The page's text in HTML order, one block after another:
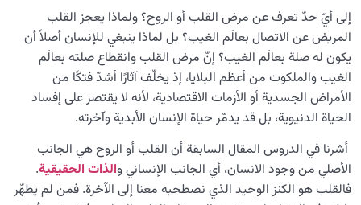
الشيطان… العدوّ المبين
الأمراض الخفية للروح 0/15
ما هي أهم أمانةٍ إلهيّة، وما عواقب الخيانة فيها؟
كيف يمرض القلب أو الروح؟ ما أثر الاتصال بعالَم الغيب في
شفاء مرض القلب أو الروح؟
التديّن الحقيقي والمظاهر المقدسة: أين يلتقيان وأين يفترقان؟
إلى أيّ حدّ تعرف عن مرض القلب أو الروح؟ ولماذا يعجز القلب
المريض عن الاتصال بعالَم الغيب؟ بل لماذا ينبغي للإنسان أصلاً أن
يكون له صلة بعالَم الغيب؟ إنّ مرض القلب وانقطاع صلته بعالَم
الغيب والملكوت من أعظم البلايا، إذ يخلّف آثارًا أشدّ فتكًا من
الأمراض الجسدية أو الأزمات الاقتصادية، لأنه لا يقتصر على إفساد
الحياة الدنيوية، بل قد يدمّر حياة الإنسان الأبدية وآخرته.
أشرنا في الدروس المقال السابقة أن القلب أو الروح هي الجانب
الأصلي من وجود الانسان، أي الجانب الإنساني والذات الحقيقية.
فالقلب هو الكنز الوحيد الذي نصطحبه معنا إلى الآخرة. فمن لم يطهّر